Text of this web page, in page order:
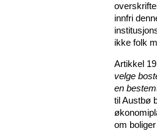
innfri
ikke folk
Artikkel
velge
en
til Austbø
om